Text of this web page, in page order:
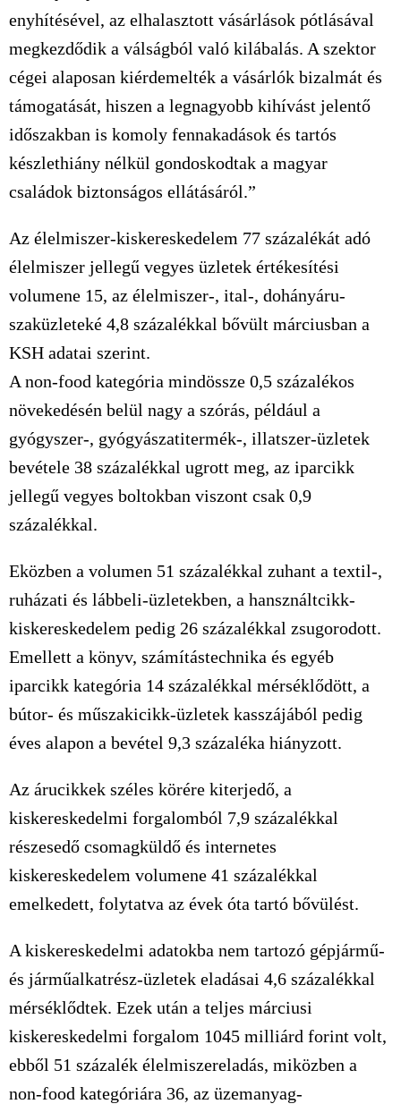
enyhítésével, az elhalasztott vásárlások pótlásával
megkezdődik a válságból való kilábalás. A szektor
cégei alaposan kiérdemelték a vásárlók bizalmát és
támogatását, hiszen a legnagyobb kihívást jelentő
időszakban is komoly fennakadások és tartós
készlethiány nélkül gondoskodtak a magyar
családok biztonságos ellátásáról.”
Az élelmiszer-kiskereskedelem 77 százalékát adó
élelmiszer jellegű vegyes üzletek értékesítési
volumene 15, az élelmiszer-, ital-, dohányáru-
szaküzleteké 4,8 százalékkal bővült márciusban a
KSH adatai szerint.
A non-food kategória mindössze 0,5 százalékos
növekedésén belül nagy a szórás, például a
gyógyszer-, gyógyászatitermék-, illatszer-üzletek
bevétele 38 százalékkal ugrott meg, az iparcikk
jellegű vegyes boltokban viszont csak 0,9
százalékkal.
Eközben a volumen 51 százalékkal zuhant a textil-,
ruházati és lábbeli-üzletekben, a hansználtcikk-
kiskereskedelem pedig 26 százalékkal zsugorodott.
Emellett a könyv, számítástechnika és egyéb
iparcikk kategória 14 százalékkal mérséklődött, a
bútor- és műszakicikk-üzletek kasszájából pedig
éves alapon a bevétel 9,3 százaléka hiányzott.
Az árucikkek széles körére kiterjedő, a
kiskereskedelmi forgalomból 7,9 százalékkal
részesedő csomagküldő és internetes
kiskereskedelem volumene 41 százalékkal
emelkedett, folytatva az évek óta tartó bővülést.
A kiskereskedelmi adatokba nem tartozó gépjármű-
és járműalkatrész-üzletek eladásai 4,6 százalékkal
mérséklődtek. Ezek után a teljes márciusi
kiskereskedelmi forgalom 1045 milliárd forint volt,
ebből 51 százalék élelmiszereladás, miközben a
non-food kategóriára 36, az üzemanyag-